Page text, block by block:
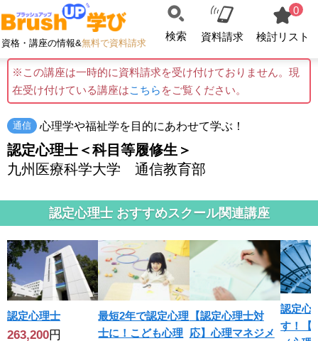
資格・講座の情報&無料で資料請求
検索 資料請求
0
検討リスト
※この講座は一時的に資料請求を受け付けておりません。現
在受け付けている講座はこちら をご覧ください。
通信 心理学や福祉学を目的にあわせて学ぶ！
認定心理士＜科目等履修生＞
九州医療科学大学 通信教育部
認定心理士 おすすめスクール関連講座
認定心理士
263,200円
最短2年で認定心理
士に！こども心理
【認定心理士対
応】心理マネジメ
認定心
す！【